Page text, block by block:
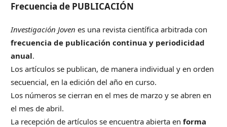
Frecuencia de PUBLICACIÓN
Investigación Joven es una revista científica arbitrada con
frecuencia de publicación continua y periodicidad
anual.
Los artículos se publican, de manera individual y en orden
secuencial, en la edición del año en curso.
Los números se cierran en el mes de marzo y se abren en
el mes de abril.
La recepción de artículos se encuentra abierta enforma